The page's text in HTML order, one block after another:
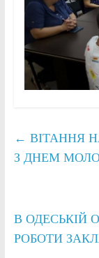
← ВІТАННЯ
З ДНЕМ
В ОДЕСЬКІЙ
РОБОТИ